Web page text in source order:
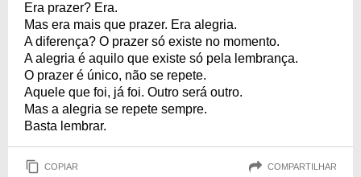
Era prazer? Era.
Mas era mais que prazer. Era alegria.
A diferença? O prazer só existe no momento.
A alegria é aquilo que existe só pela lembrança.
O prazer é único, não se repete.
Aquele que foi, já foi. Outro será outro.
Mas a alegria se repete sempre.
Basta lembrar.
COPIAR COMPARTILHAR